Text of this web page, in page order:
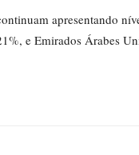
apresentando
e Emirados Árabes